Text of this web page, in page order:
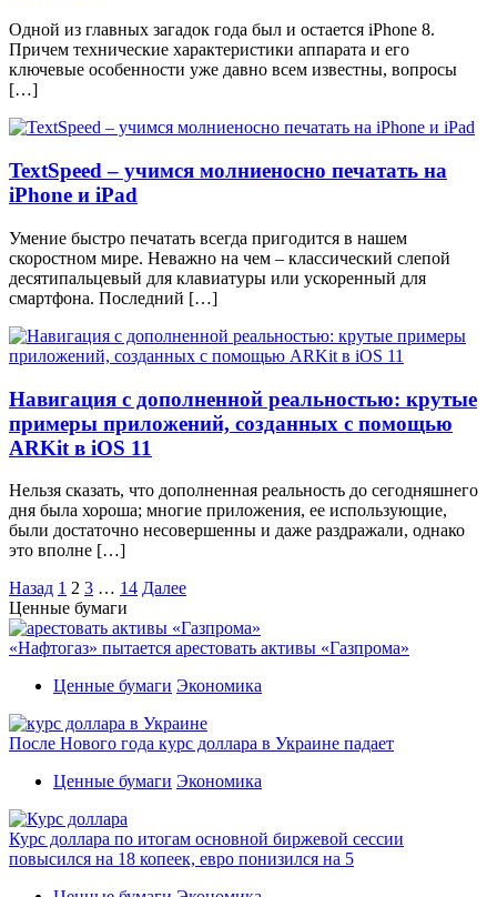
Одной из главных загадок года был и остается iPhone 8.
Причем технические характеристики аппарата и его
ключевые особенности уже давно всем известны, вопросы
[…]
TextSpeed – учимся молниеносно печатать на
iPhone и iPad
Умение быстро печатать всегда пригодится в нашем
скоростном мире. Неважно на чем – классический слепой
десятипальцевый для клавиатуры или ускоренный для
смартфона. Последний […]
Навигация с дополненной реальностью: крутые
примеры приложений, созданных с помощью
ARKit в iOS 11
Нельзя сказать, что дополненная реальность до сегодняшнего
дня была хороша; многие приложения, ее использующие,
были достаточно несовершенны и даже раздражали, однако
это вполне […]
Пагинация
записей
Назад 1 2 3 … 14 Далее
Ценные бумаги
«Нафтогаз» пытается арестовать активы «Газпрома»
Ценные бумаги Экономика
После Нового года курс доллара в Украине падает
Ценные бумаги Экономика
Курс доллара по итогам основной биржевой сессии
повысился на 18 копеек, евро понизился на 5